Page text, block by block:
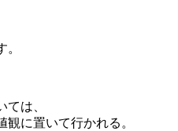
は、
に置いて行かれる。